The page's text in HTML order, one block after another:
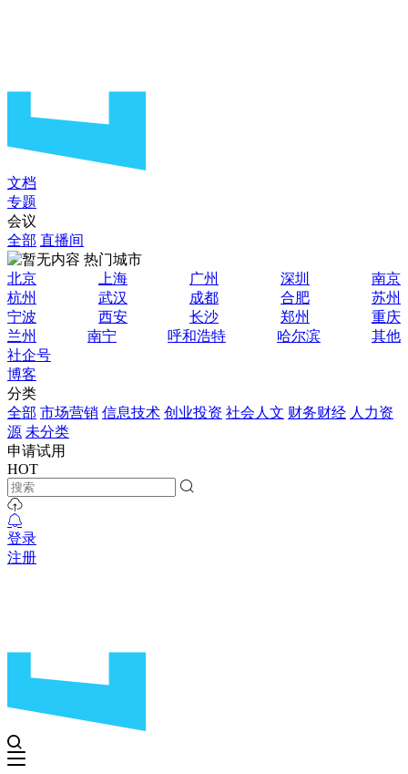
文档
专题
会议
全部 直播间
热门城市
北京
上海 广州 深圳
南京
杭州
武汉 成都 合肥
苏州
宁波
西安 长沙 郑州
重庆
兰州
南宁 呼和浩特 哈尔滨
其他
社企号
博客
分类
全部 市场营销 信息技术 创业投资 社会人文 财务财经 人力资
源 未分类
申请试用
HOT
登录
注册